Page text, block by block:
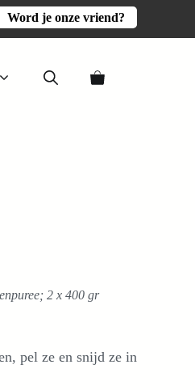
Word je onze vriend?
2 x 400 gr
pel ze en snijd ze in